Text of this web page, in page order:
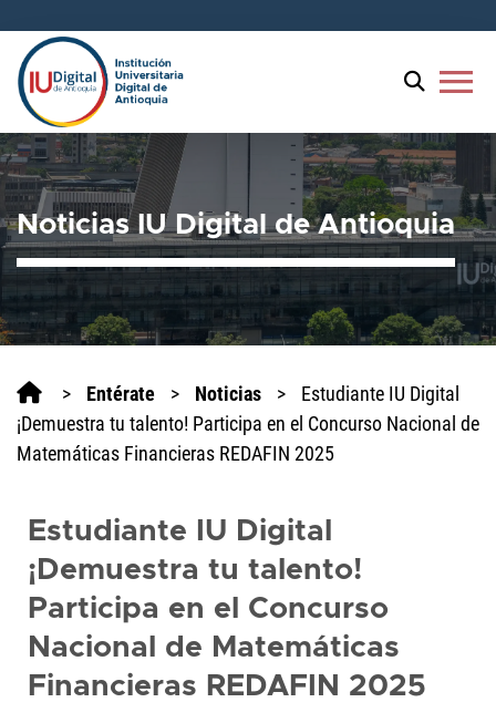
menu
Noticias IU Digital de Antioquia
> Entérate > Noticias >
Estudiante IU Digital
¡Demuestra tu talento! Participa en el Concurso Nacional de
Matemáticas Financieras REDAFIN 2025
Estudiante IU Digital
¡Demuestra tu talento!
Participa en el Concurso
Nacional de Matemáticas
Financieras REDAFIN 2025